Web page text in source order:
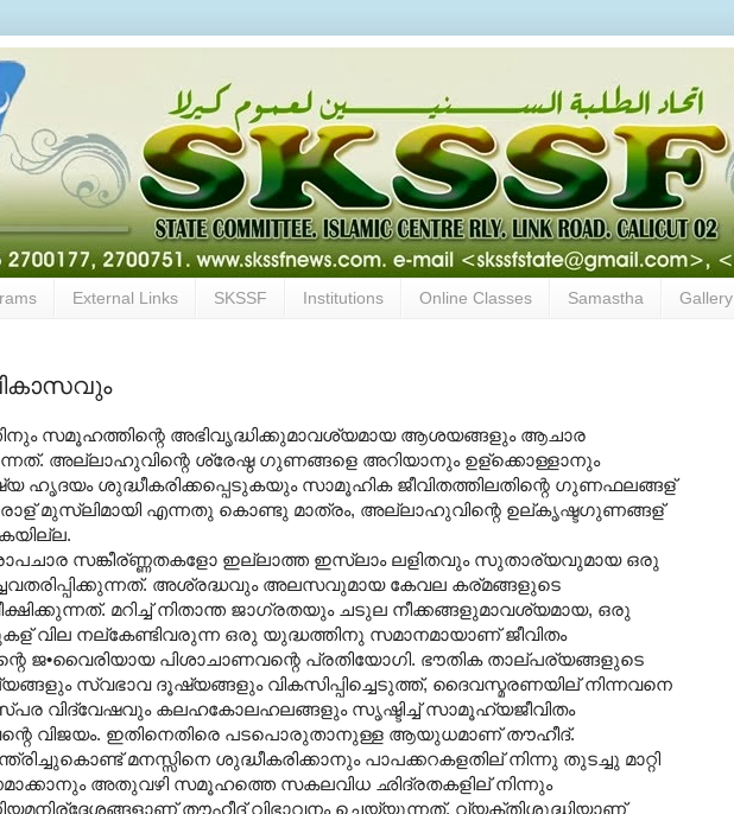
External Links SKSSF Institutions Online Classes Samastha Gallery
സമൂഹത്തിന്റെ അഭിവൃദ്ധിക്കുമാവശ്യമായ ആശയങ്ങളും ആചാര
അല്ലാഹുവിന്റെ ശ്രേഷ്ഠ ഗുണങ്ങളെ അറിയാനും ഉള്ക്കൊള്ളാനും
ഹൃദയം ശുദ്ധീകരിക്കപ്പെടുകയും സാമൂഹിക ജീവിതത്തിലതിന്റെ ഗുണഫലങ്ങള്
മുസ്ലിമായി എന്നതു കൊണ്ടു മാത്രം, അല്ലാഹുവിന്റെ ഉല്കൃഷ്ടഗുണങ്ങള്
സങ്കീര്ണ്ണതകളോ ഇല്ലാത്ത ഇസ്ലാം ലളിതവും സുതാര്യവുമായ ഒരു
അശ്രദ്ധവും അലസവുമായ കേവല കര്മങ്ങളുടെ
മറിച്ച് നിതാന്ത ജാഗ്രതയും ചടുല നീക്കങ്ങളുമാവശ്യമായ, ഒരു
വില നല്കേണ്ടിവരുന്ന ഒരു യുദ്ധത്തിനു സമാനമായാണ് ജീവിതം
ജ•വൈരിയായ പിശാചാണവന്റെ പ്രതിയോഗി. ഭൗതിക താല്പര്യങ്ങളുടെ
സ്വഭാവ ദൂഷ്യങ്ങളും വികസിപ്പിച്ചെടുത്ത്, ദൈവസ്മരണയില് നിന്നവനെ
വിദ്വേഷവും കലഹകോലഹലങ്ങളും സൃഷ്ടിച്ച് സാമൂഹ്യജീവിതം
വിജയം. ഇതിനെതിരെ പടപൊരുതാനുള്ള ആയുധമാണ് തൗഹീദ്.
മനസ്സിനെ ശുദ്ധീകരിക്കാനും പാപക്കറകളതില് നിന്നു തുടച്ചു മാറ്റി
അതുവഴി സമൂഹത്തെ സകലവിധ ഛിദ്രതകളില് നിന്നും
തൗഹീദ് വിഭാവനം ചെയ്യുന്നത്. വ്യക്തിശുദ്ധിയാണ്